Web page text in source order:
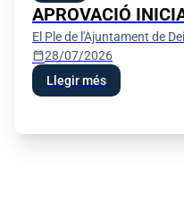
APROVACIÓ
El Ple de l'Ajuntament de
calendar_today28/07/2026
Llegir més